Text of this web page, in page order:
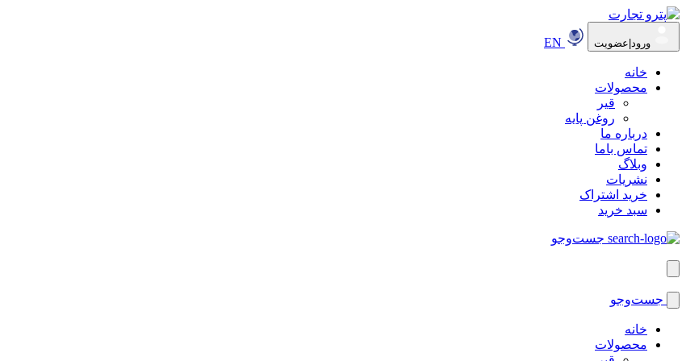
ورود|عضویت
خانه
محصولات
قیر
روغن پایه
درباره ما
تماس باما
وبلاگ
نشریات
خرید اشتراک
سبد خرید
جست‌وجو
جست‌وجو
خانه
محصولات